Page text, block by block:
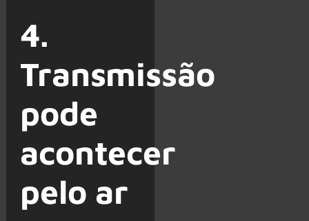
4.
Transmissão
pode
acontecer
pelo ar